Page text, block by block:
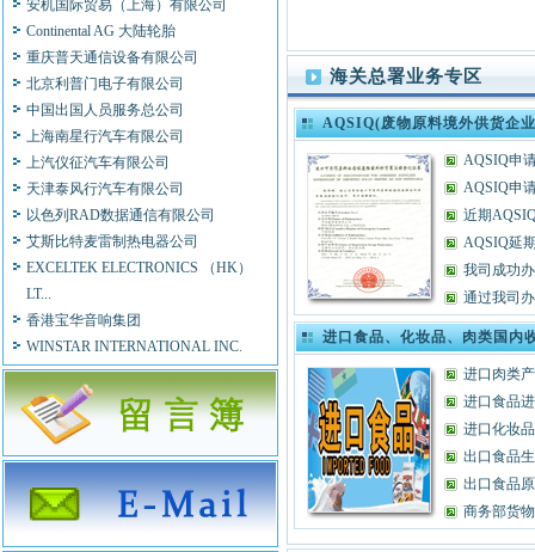
Continental AG 大陆轮胎
重庆普天通信设备有限公司
北京利普门电子有限公司
中国出国人员服务总公司
上海南星行汽车有限公司
上汽仪征汽车有限公司
天津泰风行汽车有限公司
以色列RAD数据通信有限公司
艾斯比特麦雷制热电器公司
EXCELTEK ELECTRONICS （HK）
WINSTAR INTERNATIONAL INC.
摩托罗拉（中国）有限公司
联想集团
日电（中国）有限公司
天津三星SDI有限公司
西门子（中国）有限公司
北京天普太阳能有限公司
DEL 医疗影象集团
海关总署业务专区
AQSIQ(废物原料境外供货企
AQSIQ申
AQSIQ申
近期
AQSIQ延
我司成功
通过我司
进口食品、化妆品、肉类国内
进口肉类
进口食品
进口化妆
出口食品
出口食品
商务部货